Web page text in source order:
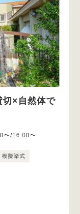
切×自然体で
〜/16:00〜
模擬挙式